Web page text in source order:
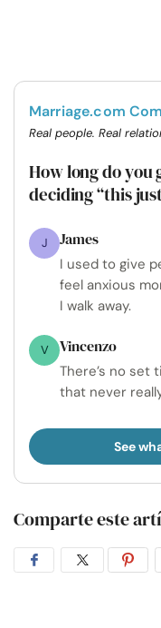
Marriage.com
Real people. Real
How long do you
deciding “this
J James
I used to give
feel anxious
I walk away.
V Vincenzo
There’s no set
that never
See
Comparte este
Compartir